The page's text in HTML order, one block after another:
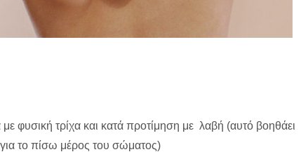
φυσική τρίχα και κατά προτίμηση με λαβή (αυτό βοηθάει
για το πίσω μέρος του σώματος)